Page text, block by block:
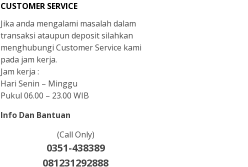
CUSTOMER SERVICE
Jika anda mengalami masalah dalam
transaksi ataupun deposit silahkan
menghubungi Customer Service kami
pada jam kerja.
Jam kerja :
Hari Senin – Minggu
Pukul 06.00 – 23.00 WIB
Info Dan Bantuan
(Call Only)
0351-438389
081231292888